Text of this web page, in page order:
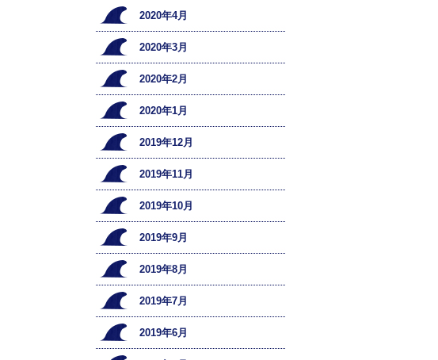
2020年4月
2020年3月
2020年2月
2020年1月
2019年12月
2019年11月
2019年10月
2019年9月
2019年8月
2019年7月
2019年6月